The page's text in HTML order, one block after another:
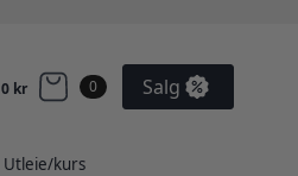
0 kr 0 Salg
Utleie/kurs